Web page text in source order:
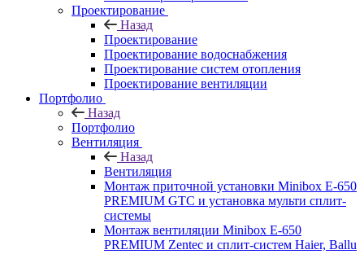
Проектирование
Назад
Проектирование
Проектирование водоснабжения
Проектирование систем отопления
Проектирование вентиляции
Портфолио
Назад
Портфолио
Вентиляция
Назад
Вентиляция
Монтаж приточной установки Minibox E-650
PREMIUM GTC и установка мульти сплит-
системы
Монтаж вентиляции Minibox E-650
PREMIUM Zentec и сплит-систем Haier, Ballu